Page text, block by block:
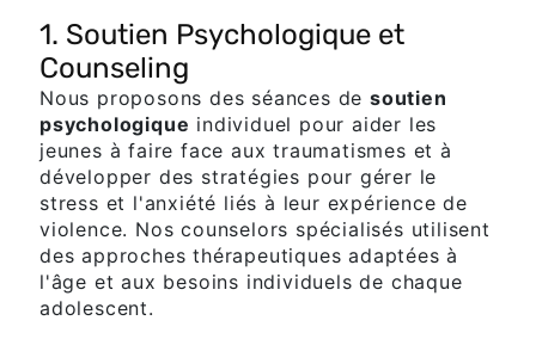
1. Soutien Psychologique et
Counseling
Nous proposons des séances desoutien
psychologique individuel pour aider les
jeunes à faire face aux traumatismes et à
développer des stratégies pour gérer le
stress et l'anxiété liés à leur expérience de
violence. Nos counselors spécialisés utilisent
des approches thérapeutiques adaptées à
l'âge et aux besoins individuels de chaque
adolescent.